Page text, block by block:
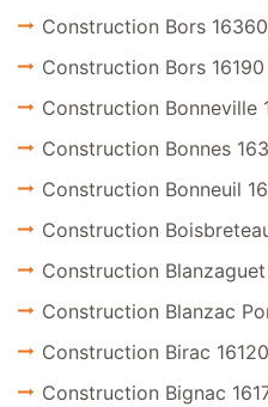
Construction Bors 16360
Construction Bors 16190
Construction Bonneville
Construction Bonnes
Construction Bonneuil
Construction
Construction
Construction Blanzac
Construction Birac 16120
Construction Bignac